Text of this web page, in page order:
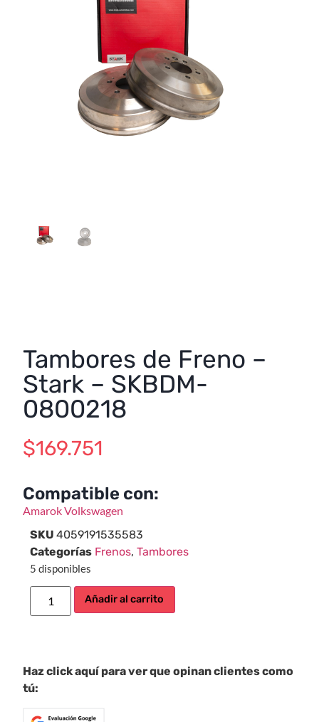
Tambores de Freno –
Stark – SKBDM-
0800218
$169.751
Compatible con:
AmarokVolkswagen
SKU 4059191535583
Categorías Frenos, Tambores
5 disponibles
Añadir al carrito
Haz click aquí para ver que opinan clientes como
tú: